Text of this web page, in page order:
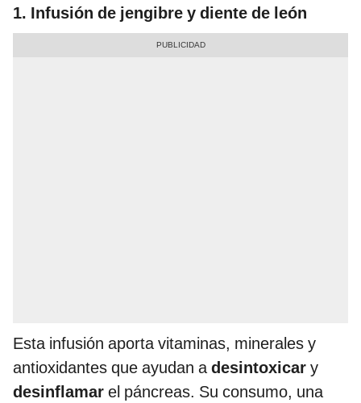
1. Infusión de jengibre y diente de león
Esta infusión aporta vitaminas, minerales y
antioxidantes que ayudan adesintoxicar y
desinflamar el páncreas. Su consumo, una